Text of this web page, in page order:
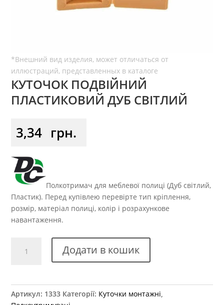
КУТОЧОК ПОДВІЙНИЙ
ПЛАСТИКОВИЙ ДУБ СВІТЛИЙ
3,34 грн.
Полкотримач для меблевої полиці (Дуб світлий,
Пластик). Перед купівлею перевірте тип кріплення,
розмір, матеріал полиці, колір і розрахункове
навантаження.
подвійний
пластиковий
кількість
Додати в кошик
Артикул: 1333 Категорії: Куточки монтажні